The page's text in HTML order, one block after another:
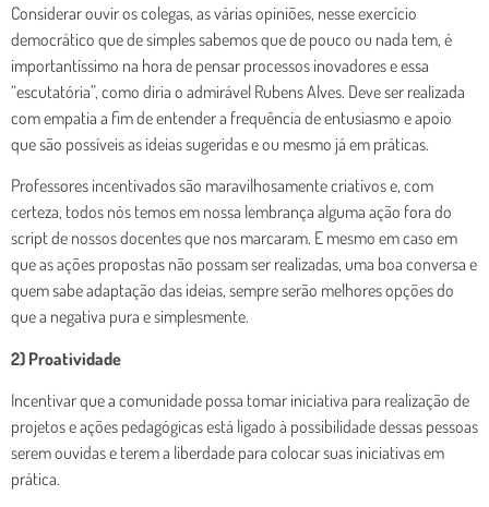
Considerar ouvir os colegas, as várias opiniões, nesse exercício
democrático que de simples sabemos que de pouco ou nada tem, é
importantíssimo na hora de pensar processos inovadores e essa
“escutatória”, como diria o admirável Rubens Alves. Deve ser realizada
com empatia a fim de entender a frequência de entusiasmo e apoio
que são possíveis as ideias sugeridas e ou mesmo já em práticas.
Professores incentivados são maravilhosamente criativos e, com
certeza, todos nós temos em nossa lembrança alguma ação fora do
script de nossos docentes que nos marcaram. E mesmo em caso em
que as ações propostas não possam ser realizadas, uma boa conversa e
quem sabe adaptação das ideias, sempre serão melhores opções do
que a negativa pura e simplesmente.
2) Proatividade
Incentivar que a comunidade possa tomar iniciativa para realização de
projetos e ações pedagógicas está ligado à possibilidade dessas pessoas
serem ouvidas e terem a liberdade para colocar suas iniciativas em
prática.